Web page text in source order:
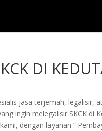
DI
jasa terjemah,
ingin melegalisir SKCK
dengan layanan ”